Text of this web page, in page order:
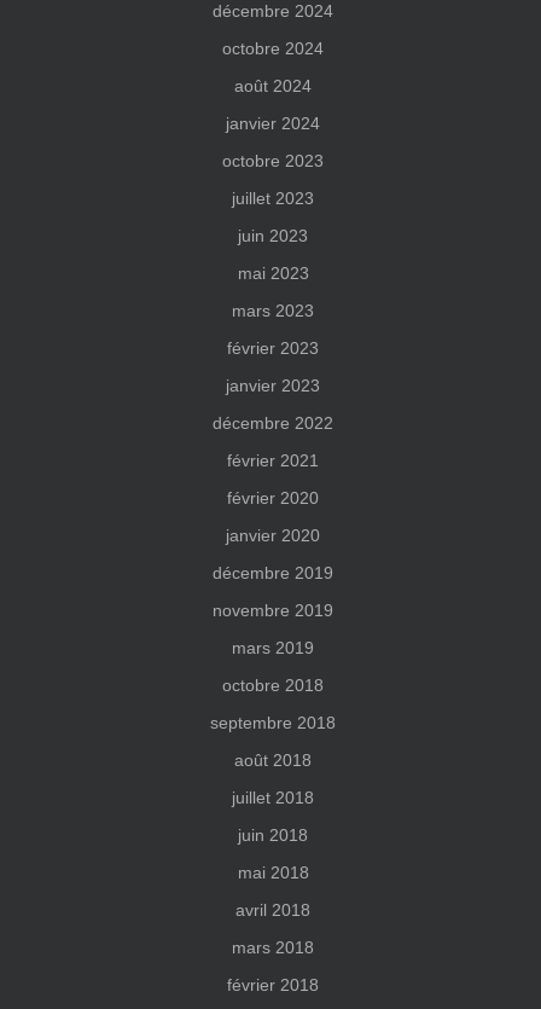
décembre 2024
octobre 2024
août 2024
janvier 2024
octobre 2023
juillet 2023
juin 2023
mai 2023
mars 2023
février 2023
janvier 2023
décembre 2022
février 2021
février 2020
janvier 2020
décembre 2019
novembre 2019
mars 2019
octobre 2018
septembre 2018
août 2018
juillet 2018
juin 2018
mai 2018
avril 2018
mars 2018
février 2018